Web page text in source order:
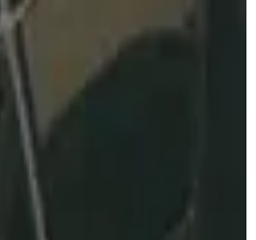
·26.06.2026